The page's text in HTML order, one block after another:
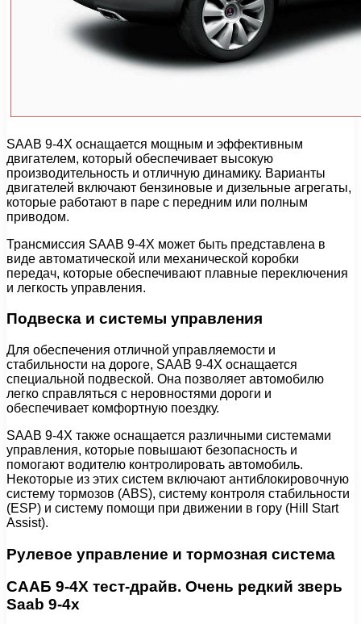
SAAB 9-4X оснащается мощным и эффективным
двигателем, который обеспечивает высокую
производительность и отличную динамику. Варианты
двигателей включают бензиновые и дизельные агрегаты,
которые работают в паре с передним или полным
приводом.
Трансмиссия SAAB 9-4X может быть представлена в
виде автоматической или механической коробки
передач, которые обеспечивают плавные переключения
и легкость управления.
Подвеска и системы управления
Для обеспечения отличной управляемости и
стабильности на дороге, SAAB 9-4X оснащается
специальной подвеской. Она позволяет автомобилю
легко справляться с неровностями дороги и
обеспечивает комфортную поездку.
SAAB 9-4X также оснащается различными системами
управления, которые повышают безопасность и
помогают водителю контролировать автомобиль.
Некоторые из этих систем включают антиблокировочную
систему тормозов (ABS), систему контроля стабильности
(ESP) и систему помощи при движении в гору (Hill Start
Assist).
Рулевое управление и тормозная система
СААБ 9-4Х тест-драйв. Очень редкий зверь
Saab 9-4x